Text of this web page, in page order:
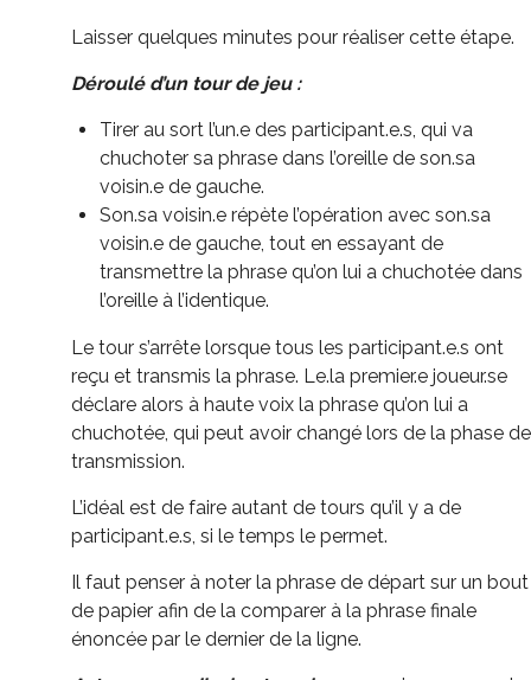
Laisser quelques minutes pour réaliser cette étape.
Déroulé d’un tour de jeu :
Tirer au sort l’un.e des participant.e.s, qui va
chuchoter sa phrase dans l’oreille de son.sa
voisin.e de gauche.
Son.sa voisin.e répète l’opération avec son.sa
voisin.e de gauche, tout en essayant de
transmettre la phrase qu’on lui a chuchotée dans
l’oreille à l’identique.
Le tour s’arrête lorsque tous les participant.e.s ont
reçu et transmis la phrase. Le.la premier.e joueur.se
déclare alors à haute voix la phrase qu’on lui a
chuchotée, qui peut avoir changé lors de la phase de
transmission.
L’idéal est de faire autant de tours qu’il y a de
participant.e.s, si le temps le permet.
Il faut penser à noter la phrase de départ sur un bout
de papier afin de la comparer à la phrase finale
énoncée par le dernier de la ligne.